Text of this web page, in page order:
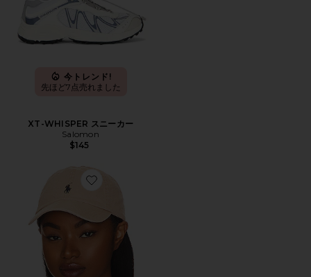
今トレンド!
先ほど7点売れました
XT-WHISPER スニーカー
Salomon
$145
Favorite ハット